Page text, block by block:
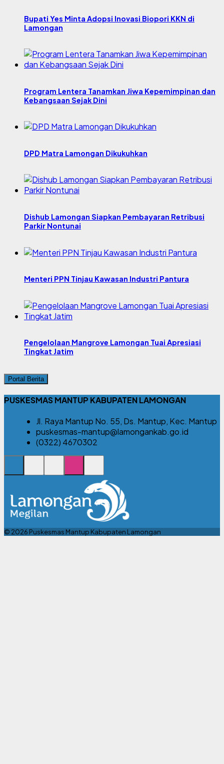
Bupati Yes Minta Adopsi Inovasi Biopori KKN di
Lamongan
Program Lentera Tanamkan Jiwa Kepemimpinan dan
Kebangsaan Sejak Dini
DPD Matra Lamongan Dikukuhkan
Dishub Lamongan Siapkan Pembayaran Retribusi
Parkir Nontunai
Menteri PPN Tinjau Kawasan Industri Pantura
Pengelolaan Mangrove Lamongan Tuai Apresiasi
Tingkat Jatim
Portal Berita
PUSKESMAS MANTUP KABUPATEN LAMONGAN
Jl. Raya Mantup No. 55, Ds. Mantup, Kec. Mantup
puskesmas-mantup@lamongankab.go.id
(0322) 4670302
© 2026 Puskesmas Mantup Kabupaten Lamongan